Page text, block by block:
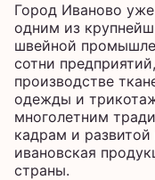
Город Иваново
одним из
швейной
сотни
производстве
одежды и
многолетним
кадрам и развитой
ивановская
страны.